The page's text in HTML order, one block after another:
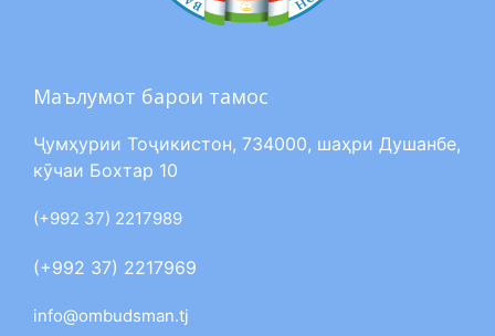
Маълумот барои тамос
Ҷумҳурии Тоҷикистон, 734000, шаҳри Душанбе,
кӯчаи Бохтар 10
(+992 37) 2217989
(+992 37) 2217969
info@ombudsman.tj